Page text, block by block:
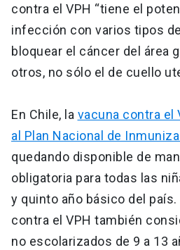
contra el VPH “tiene el
infección con varios tipos
bloquear el cáncer del área
otros, no sólo el de cuello
En Chile, la vacuna contra el
al Plan Nacional de
quedando disponible de
obligatoria para todas las
y quinto año básico del país.
contra el VPH también
no escolarizados de 9 a 13